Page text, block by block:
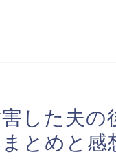
した夫
とめと感